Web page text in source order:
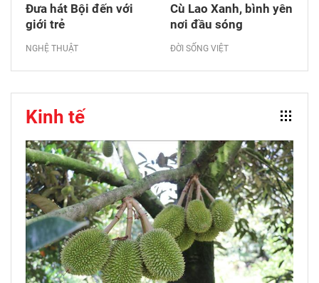
Đưa hát Bội đến với
giới trẻ
NGHỆ THUẬT
Cù Lao Xanh, bình yên
nơi đầu sóng
ĐỜI SỐNG VIỆT
Kinh tế